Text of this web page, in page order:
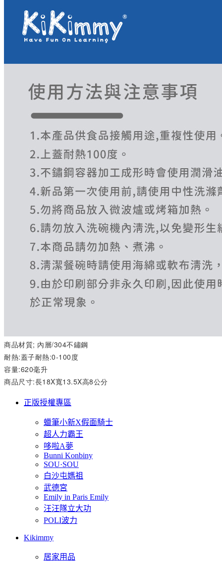
商品材質; 內層/304不鏽鋼
耐熱:蓋子耐熱:0-100度
容量:620毫升
商品尺寸:長18X寬13.5X高8公分
正版授權專區
蠟筆小新X假面騎士
超人力霸王
哆啦A夢
Bunni Konbiny
SOU·SOU
白沙屯媽祖
武德宮
Emily in Paris Emily
汪汪隊立大功
POLI波力
Kikimmy
居家用品